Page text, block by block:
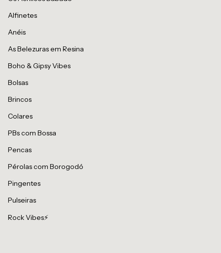
Alfinetes
Anéis
As Belezuras em Resina
Boho & Gipsy Vibes
Bolsas
Brincos
Colares
PBs com Bossa
Pencas
Pérolas com Borogodó
Pingentes
Pulseiras
Rock Vibes⚡️